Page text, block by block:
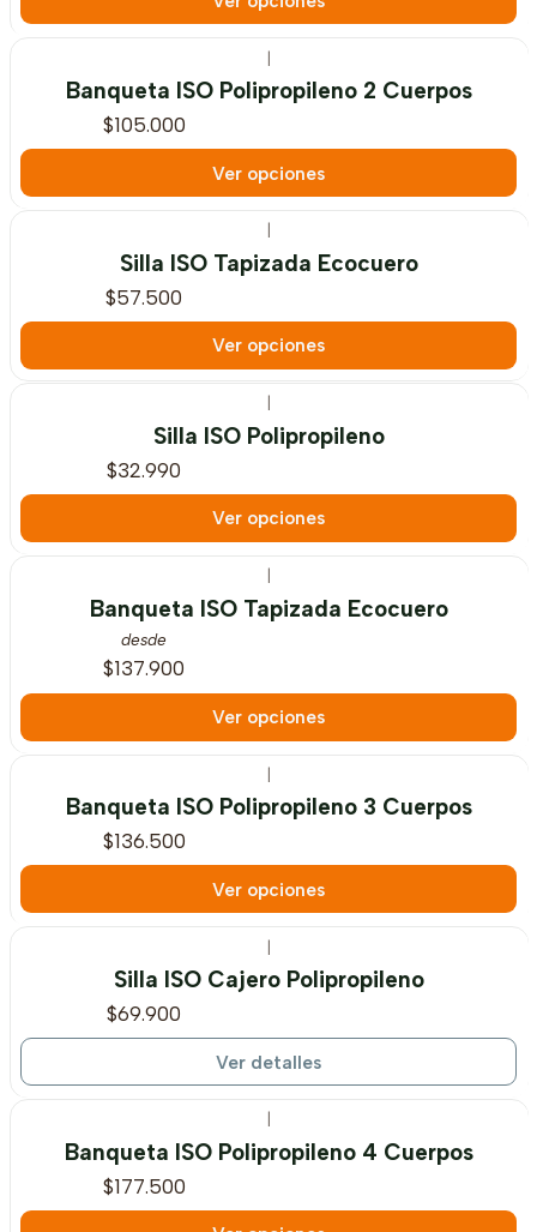
Banqueta ISO Polipropileno 2 Cuerpos
$105.000
Ver opciones
Silla ISO Tapizada Ecocuero
$57.500
Ver opciones
Silla ISO Polipropileno
$32.990
Ver opciones
Banqueta ISO Tapizada Ecocuero
desde
$137.900
Ver opciones
Banqueta ISO Polipropileno 3 Cuerpos
$136.500
Ver opciones
Agotado
|
Silla ISO Cajero Polipropileno
$69.900
Ver detalles
Banqueta ISO Polipropileno 4 Cuerpos
$177.500